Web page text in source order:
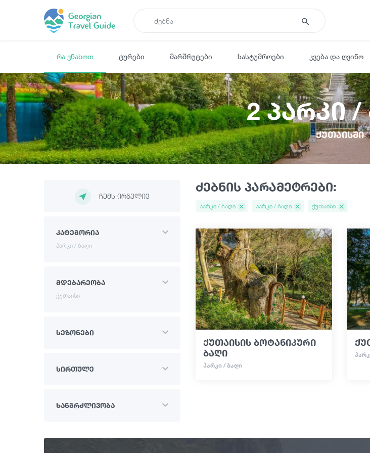
რა ვნახოთ ტურები მარშრუტები სასტუმროები კვება და ღვინო
2 პარკი
ქუთაისში
ჩემს ირგვლივ
კატეგორია
პარკი / ბაღი
მდებარეობა
ქუთაისი
სეზონები
სირთულე
ხანგრძლივობა
ძებნის პარამეტრები:
პარკი / ბაღი პარკი / ბაღი ქუთაისი
ქუთაისის ბოტანიკური
ბაღი
ᲞᲐᲠᲙᲘ / ᲑᲐᲦᲘ